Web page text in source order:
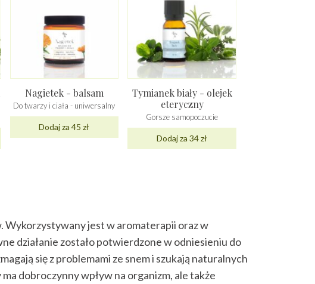
Nagietek - balsam
Do twarzy i ciała - uniwersalny
Dodaj za 45 zł
Tymianek biały - olejek
eteryczny
Gorsze samopoczucie
Dodaj za 34 zł
Wykorzystywany jest w aromaterapii oraz w
działanie zostało potwierdzone w odniesieniu do
się z problemami ze snem i szukają naturalnych
dobroczynny wpływ na organizm, ale także